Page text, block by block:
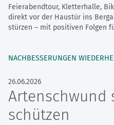
Feierabendtour, Kletterhalle,
direkt vor der Haustür ins
stürzen – mit positiven Folgen
NACHBESSERUNGEN
26.06.2026
Artenschwund
schützen